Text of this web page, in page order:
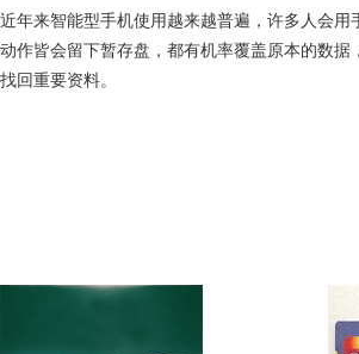
近年来智能型手机使用越来越普遍，许多人会
动作皆会留下暂存盘，都有机率覆盖原本的数
找回重要资料。